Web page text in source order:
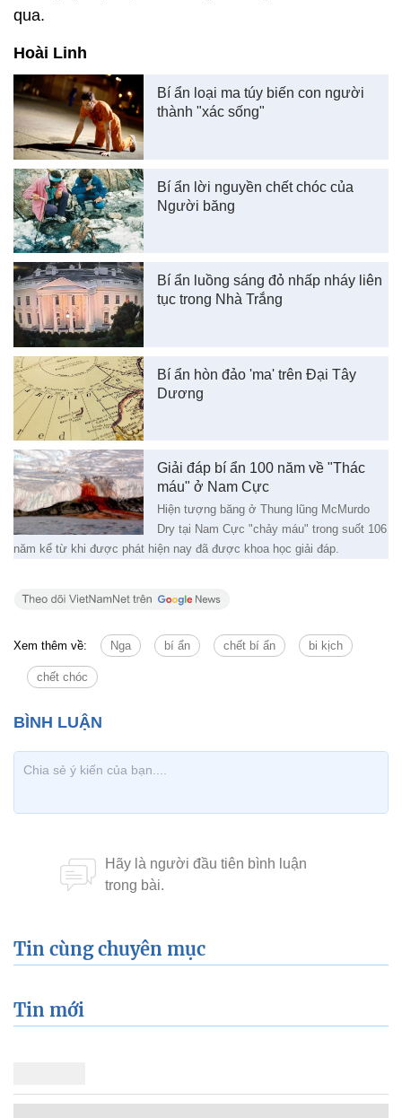
qua.
Hoài Linh
Bí ẩn loại ma túy biến con người
thành "xác sống"
Bí ẩn lời nguyền chết chóc của
Người băng
Bí ẩn luồng sáng đỏ nhấp nháy liên
tục trong Nhà Trắng
Bí ẩn hòn đảo 'ma' trên Đại Tây
Dương
Giải đáp bí ẩn 100 năm về "Thác
máu" ở Nam Cực
Hiện tượng băng ở Thung lũng McMurdo
Dry tại Nam Cực "chảy máu" trong suốt 106
năm kể từ khi được phát hiện nay đã được khoa học giải đáp.
Xem thêm về: Nga bí ẩn chết bí ẩn bi kịch
chết chóc
Tin cùng chuyên mục
Tin mới